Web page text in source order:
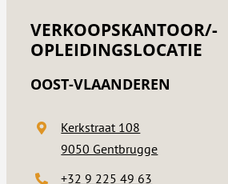
VERKOOPSKANTOOR/­
OPLEIDINGSLOCATIE
OOST-VLAANDEREN
Kerkstraat 108
9050 Gentbrugge
+32 9 225 49 63